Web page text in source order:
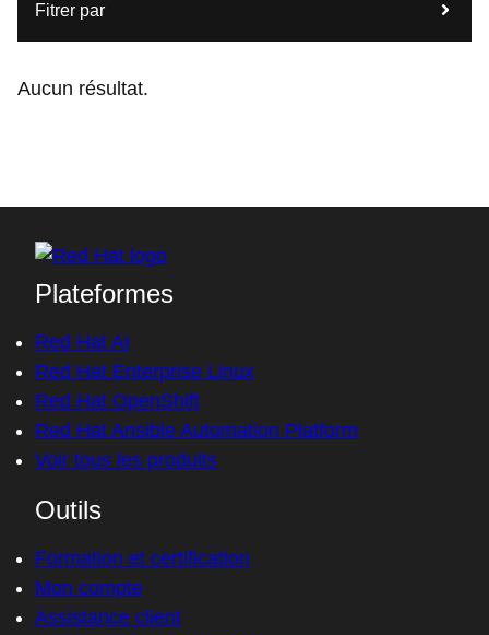
Fitrer par
Aucun résultat.
Plateformes
Red Hat AI
Red Hat Enterprise Linux
Red Hat OpenShift
Red Hat Ansible Automation Platform
Voir tous les produits
Outils
Formation et certification
Mon compte
Assistance client